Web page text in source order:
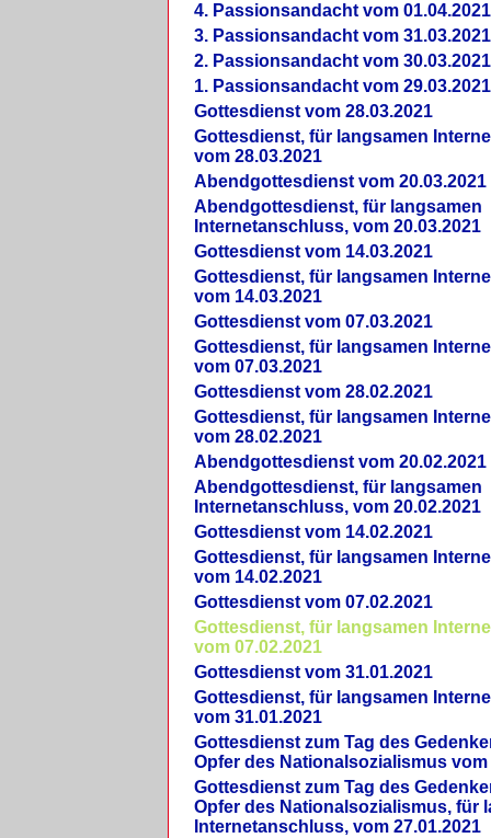
4. Passionsandacht vom 01.04.2021
3. Passionsandacht vom 31.03.2021
2. Passionsandacht vom 30.03.2021
1. Passionsandacht vom 29.03.2021
Gottesdienst vom 28.03.2021
Gottesdienst, für langsamen
vom 28.03.2021
Abendgottesdienst vom 20.03.2021
Abendgottesdienst, für langsamen
Internetanschluss, vom 20.03.2021
Gottesdienst vom 14.03.2021
Gottesdienst, für langsamen
vom 14.03.2021
Gottesdienst vom 07.03.2021
Gottesdienst, für langsamen
vom 07.03.2021
Gottesdienst vom 28.02.2021
Gottesdienst, für langsamen
vom 28.02.2021
Abendgottesdienst vom 20.02.2021
Abendgottesdienst, für langsamen
Internetanschluss, vom 20.02.2021
Gottesdienst vom 14.02.2021
Gottesdienst, für langsamen
vom 14.02.2021
Gottesdienst vom 07.02.2021
Gottesdienst, für langsamen
vom 07.02.2021
Gottesdienst vom 31.01.2021
Gottesdienst, für langsamen
vom 31.01.2021
Gottesdienst zum Tag des
Opfer des Nationalsozialismus vom
Gottesdienst zum Tag des
Opfer des Nationalsozialismus, für
Internetanschluss, vom 27.01.2021